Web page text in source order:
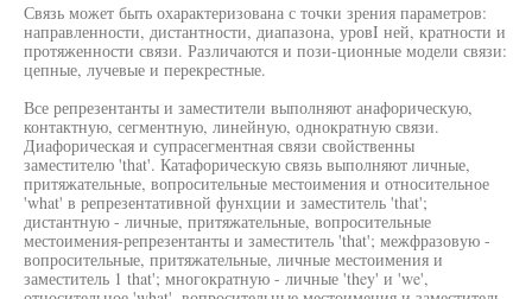
Связь может быть охарактеризована с точки зрения параметров:
направленности, дистантности, диапазона, уровI ней, кратности и
протяженности связи. Различаются и пози-ционные модели связи:
цепные, лучевые и перекрестные.
Все репрезентанты и заместители выполняют анафорическую,
контактную, сегментную, линейную, однократную связи.
Диафорическая и супрасегментная связи свойственны
заместителю 'that'. Катафорическую связь выполняют личные,
притяжательные, вопросительные местоимения и относительное
'what' в репрезентативной фунхции и заместитель 'that';
дистантную - личные, притяжательные, вопросительные
местоимения-репрезентанты и заместитель 'that'; межфразовую -
вопросительные, притяжательные, личные местоимения и
заместитель 1 that'; многократную - личные 'they' и 'we',